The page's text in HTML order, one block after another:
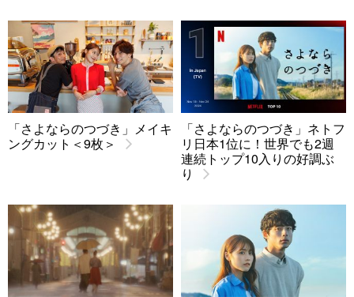
「さよならのつづき」メイキ
ングカット＜9枚＞
「さよならのつづき」ネトフ
リ日本1位に！世界でも2週
連続トップ10入りの好調ぶ
り